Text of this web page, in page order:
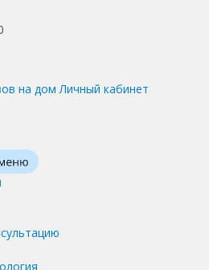
на дом Личный кабинет